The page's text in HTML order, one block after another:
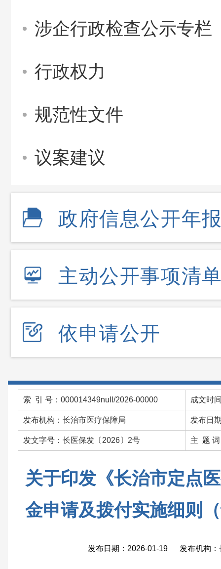
涉企行政检查公示专栏
行政权力
规范性文件
议案建议
政府信息公开年
主动公开事项清
依申请公开
索 引 号：000014349null/2026-00000 成文时
发布机构：长治市医疗保障局 发布日
发文字号：长医保发〔2026〕2号 主 题 词
关于印发《长治市定点
金申请及拨付实施细则
发布日期：2026-01-19 发布机构：